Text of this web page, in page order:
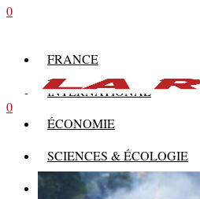
0
FRANCE
INTERNATIONAL
ÉCONOMIE
SCIENCES & ÉCOLOGIE
HISTOIRE
0